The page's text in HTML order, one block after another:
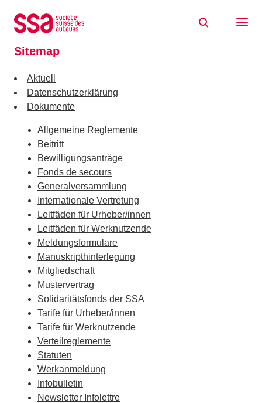
Sitemap
Aktuell
Datenschutzerklärung
Dokumente
Allgemeine Reglemente
Beitritt
Bewilligungsanträge
Fonds de secours
Generalversammlung
Internationale Vertretung
Leitfäden für Urheber/innen
Leitfäden für Werknutzende
Meldungsformulare
Manuskripthinterlegung
Mitgliedschaft
Mustervertrag
Solidaritätsfonds der SSA
Tarife für Urheber/innen
Tarife für Werknutzende
Verteilreglemente
Statuten
Werkanmeldung
Infobulletin
Newsletter Infolettre